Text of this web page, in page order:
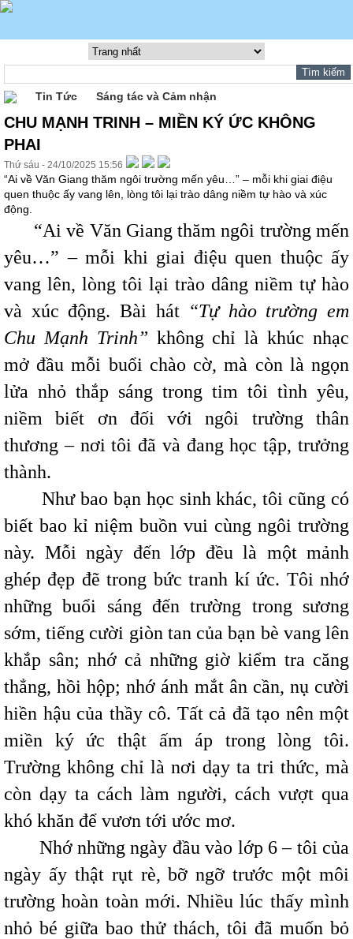
Tin Tức Sáng tác và Cảm nhận
CHU MẠNH TRINH – MIỀN KÝ ỨC KHÔNG
PHAI
Thứ sáu - 24/10/2025 15:56
“Ai về Văn Giang thăm ngôi trường mến yêu…” – mỗi khi giai điệu
quen thuộc ấy vang lên, lòng tôi lại trào dâng niềm tự hào và xúc
động.
“Ai về Văn Giang thăm ngôi trường mến
yêu…” – mỗi khi giai điệu quen thuộc ấy
vang lên, lòng tôi lại trào dâng niềm tự hào
và xúc động. Bài hát “Tự hào trường em
Chu Mạnh Trinh” không chỉ là khúc nhạc
mở đầu mỗi buổi chào cờ, mà còn là ngọn
lửa nhỏ thắp sáng trong tim tôi tình yêu,
niềm biết ơn đối với ngôi trường thân
thương – nơi tôi đã và đang học tập, trưởng
thành.
Như bao bạn học sinh khác, tôi cũng có
biết bao kỉ niệm buồn vui cùng ngôi trường
này. Mỗi ngày đến lớp đều là một mảnh
ghép đẹp đẽ trong bức tranh kí ức. Tôi nhớ
những buổi sáng đến trường trong sương
sớm, tiếng cười giòn tan của bạn bè vang lên
khắp sân; nhớ cả những giờ kiểm tra căng
thẳng, hồi hộp; nhớ ánh mắt ân cần, nụ cười
hiền hậu của thầy cô. Tất cả đã tạo nên một
miền ký ức thật ấm áp trong lòng tôi.
Trường không chỉ là nơi dạy ta tri thức, mà
còn dạy ta cách làm người, cách vượt qua
khó khăn để vươn tới ước mơ.
Nhớ những ngày đầu vào lớp 6 – tôi của
ngày ấy thật rụt rè, bỡ ngỡ trước một môi
trường hoàn toàn mới. Nhiều lúc thấy mình
nhỏ bé giữa bao thử thách, tôi đã muốn bỏ